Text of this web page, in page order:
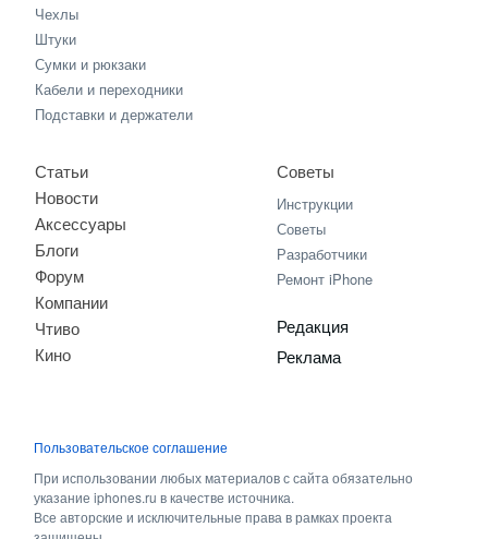
Чехлы
Штуки
Сумки и рюкзаки
Кабели и переходники
Подставки и держатели
Статьи
Новости
Аксессуары
Блоги
Форум
Компании
Чтиво
Кино
Советы
Инструкции
Советы
Разработчики
Ремонт iPhone
Редакция
Реклама
Пользовательское соглашение
При использовании любых материалов с сайта обязательно
указание iphones.ru в качестве источника.
Все авторские и исключительные права в рамках проекта